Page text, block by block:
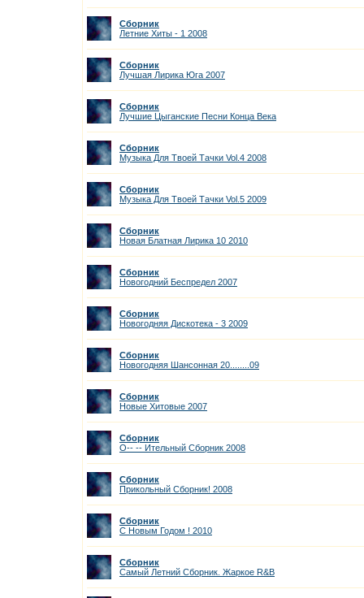
Сборник
Летние Хиты - 1 2008
Сборник
Лучшая Лирика Юга 2007
Сборник
Лучшие Цыганские Песни Конца Века
Сборник
Музыка Для Твоей Тачки Vol.4 2008
Сборник
Музыка Для Твоей Тачки Vol.5 2009
Сборник
Новая Блатная Лирика 10 2010
Сборник
Новогодний Беспредел 2007
Сборник
Новогодняя Дискотека - 3 2009
Сборник
Новогодняя Шансонная 20........09
Сборник
Новые Хитовые 2007
Сборник
О-- -- Ительный Сборник 2008
Сборник
Прикольный Сборник! 2008
Сборник
С Новым Годом ! 2010
Сборник
Самый Летний Сборник. Жаркое R&B